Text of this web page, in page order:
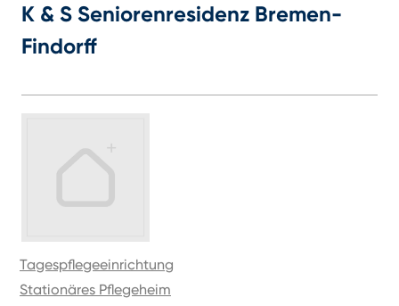
K & S Seniorenresidenz Bremen-
Findorff
Tagespflegeeinrichtung
Stationäres Pflegeheim